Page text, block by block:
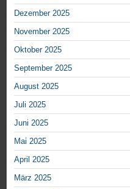
Dezember 2025
November 2025
Oktober 2025
September 2025
August 2025
Juli 2025
Juni 2025
Mai 2025
April 2025
März 2025